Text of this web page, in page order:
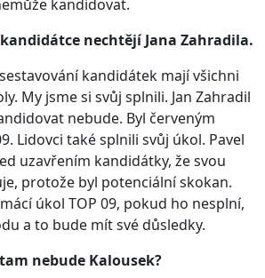
kandidovat.
nechtějí Jana Zahradila.
kandidátek mají všichni
My jsme si svůj splnili. Jan Zahradil
nebude. Byl červeným
Lidovci také splnili svůj úkol. Pavel
uzavřením kandidátky, že svou
protože byl potenciální skokan.
úkol TOP 09, pokud ho nesplní,
a to bude mít své důsledky.
nebude Kalousek?